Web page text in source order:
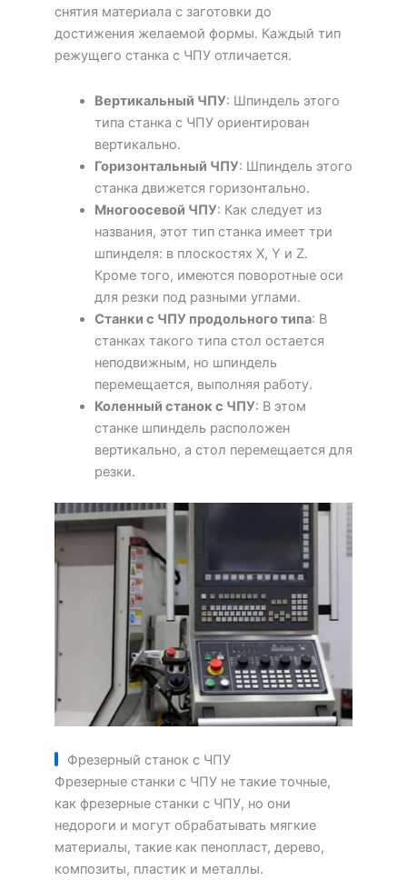
снятия материала с заготовки до
достижения желаемой формы. Каждый тип
режущего станка с ЧПУ отличается.
Вертикальный ЧПУ: Шпиндель этого
типа станка с ЧПУ ориентирован
вертикально.
Горизонтальный ЧПУ: Шпиндель этого
станка движется горизонтально.
Многоосевой ЧПУ: Как следует из
названия, этот тип станка имеет три
шпинделя: в плоскостях X, Y и Z.
Кроме того, имеются поворотные оси
для резки под разными углами.
Станки с ЧПУ продольного типа: В
станках такого типа стол остается
неподвижным, но шпиндель
перемещается, выполняя работу.
Коленный станок с ЧПУ: В этом
станке шпиндель расположен
вертикально, а стол перемещается для
резки.
Фрезерный станок с ЧПУ
Фрезерные станки с ЧПУ не такие точные,
как фрезерные станки с ЧПУ, но они
недороги и могут обрабатывать мягкие
материалы, такие как пенопласт, дерево,
композиты, пластик и металлы.